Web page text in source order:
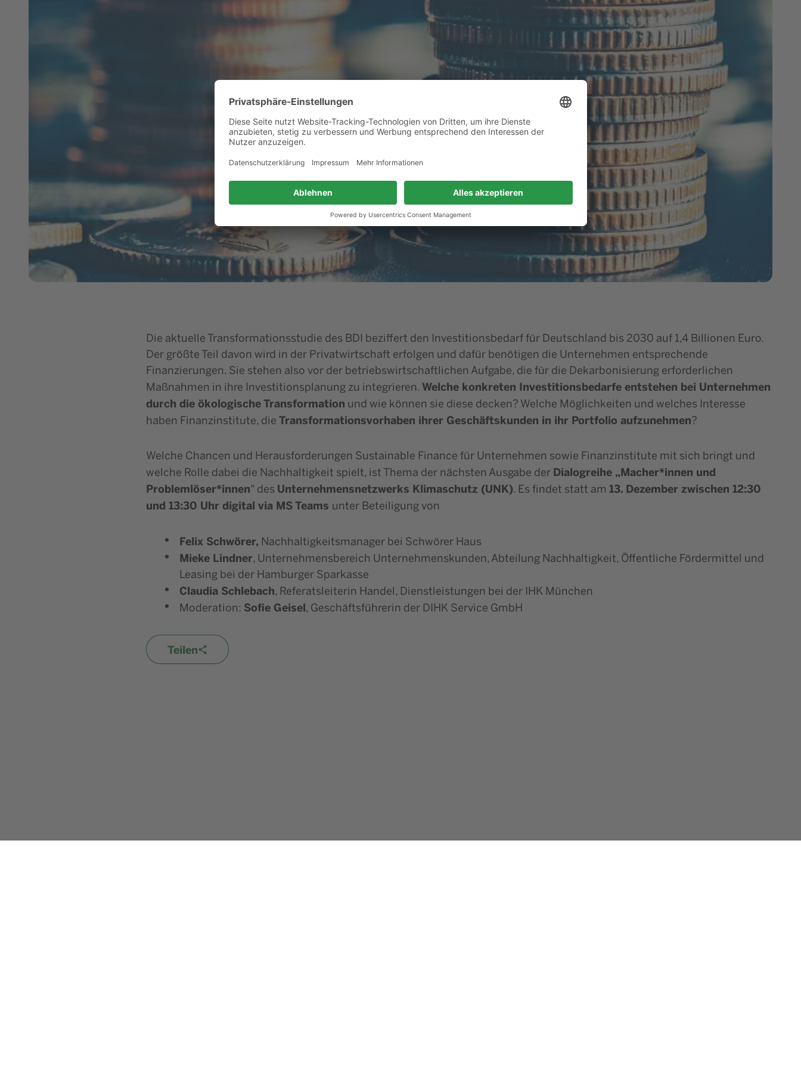
Die aktuelle Transformationsstudie des BDI beziffert den Investitionsbedarf für Deutschland bis 2030 auf 1,4 Billionen Euro.
Der größte Teil davon wird in der Privatwirtschaft erfolgen und dafür benötigen die Unternehmen entsprechende
Finanzierungen. Sie stehen also vor der betriebswirtschaftlichen Aufgabe, die für die Dekarbonisierung erforderlichen
Maßnahmen in ihre Investitionsplanung zu integrieren.Welche konkreten Investitionsbedarfe entstehen bei Unternehmen
durch die ökologische Transformation und wie können sie diese decken? Welche Möglichkeiten und welches Interesse
haben Finanzinstitute, dieTransformationsvorhaben ihrer Geschäftskunden in ihr Portfolio aufzunehmen?
Welche Chancen und Herausforderungen Sustainable Finance für Unternehmen sowie Finanzinstitute mit sich bringt und
welche Rolle dabei die Nachhaltigkeit spielt, ist Thema der nächsten Ausgabe der Dialogreihe „Macher*innen und
Problemlöser*innen" des Unternehmensnetzwerks Klimaschutz (UNK). Es findet statt am13. Dezember zwischen 12:30
und 13:30 Uhr digital via MS Teams unter Beteiligung von
Felix Schwörer, Nachhaltigkeitsmanager bei Schwörer Haus
Mieke Lindner, Unternehmensbereich Unternehmenskunden, Abteilung Nachhaltigkeit, Öffentliche Fördermittel und
Leasing bei der Hamburger Sparkasse
Claudia Schlebach, Referatsleiterin Handel, Dienstleistungen bei der IHK München
Moderation: Sofie Geisel, Geschäftsführerin der DIHK Service GmbH
Teilen